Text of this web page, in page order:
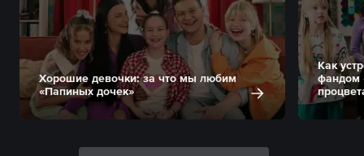
Хорошие девочки: за что мы любим
«Папиных дочек»
Как
фандом